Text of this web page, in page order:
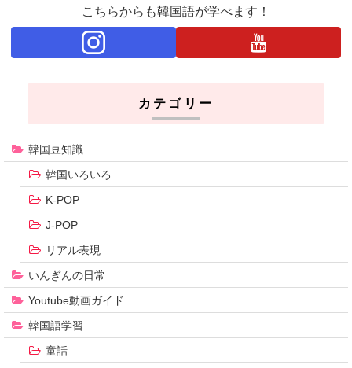
こちらからも韓国語が学べます！
カテゴリー
韓国豆知識
韓国いろいろ
K-POP
J-POP
リアル表現
いんぎんの日常
Youtube動画ガイド
韓国語学習
童話